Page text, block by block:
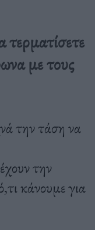
τερματίσετε
με τους
την τάση να
την
κάνουμε για